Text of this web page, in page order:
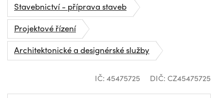
Stavebnictví - příprava staveb
Projektové řízení
Architektonické a designérské služby
IČ: 45475725 DIČ: CZ45475725